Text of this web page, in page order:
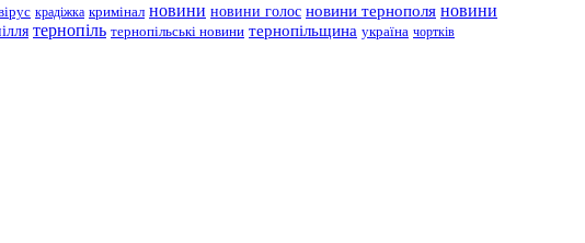
крадіжка кримінал новини новини голос новини тернополя новини
тернопіль тернопільські новини тернопільщина україна чортків